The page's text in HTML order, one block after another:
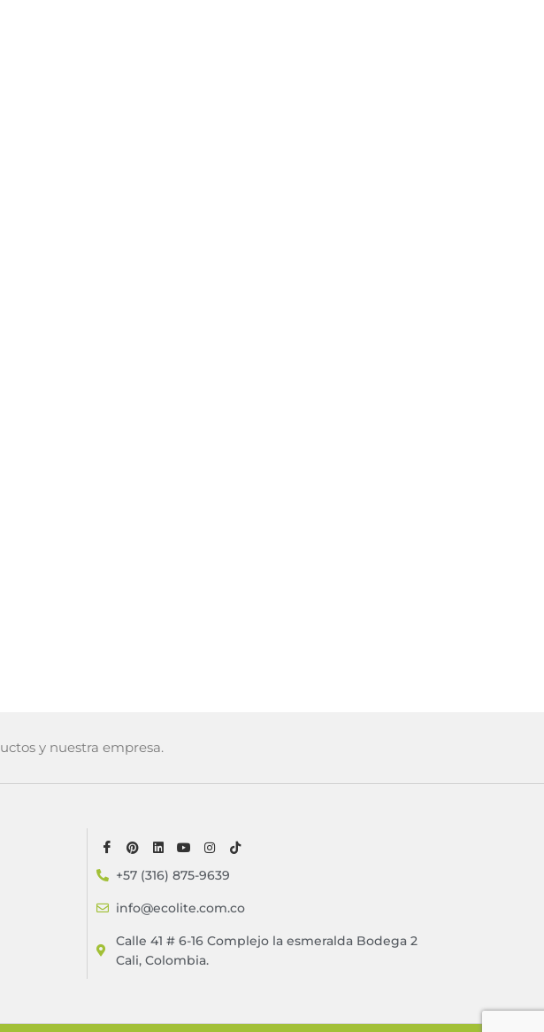
y nuestra empresa.
+57 (316) 875-9639
info@ecolite.com.co
Calle 41 # 6-16 Complejo la esmeralda Bodega 2
Cali, Colombia.